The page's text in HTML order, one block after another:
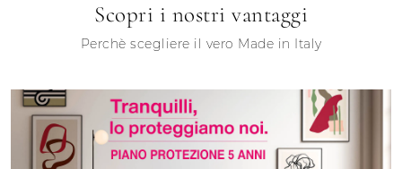
Scopri i nostri vantaggi
Perchè scegliere il vero Made in Italy